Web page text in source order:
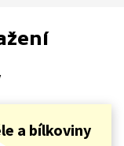
a bílkoviny